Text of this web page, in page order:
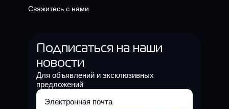
Свяжитесь с нами
Подписаться на наши
новости
Для объявлений и эксклюзивных
предложений